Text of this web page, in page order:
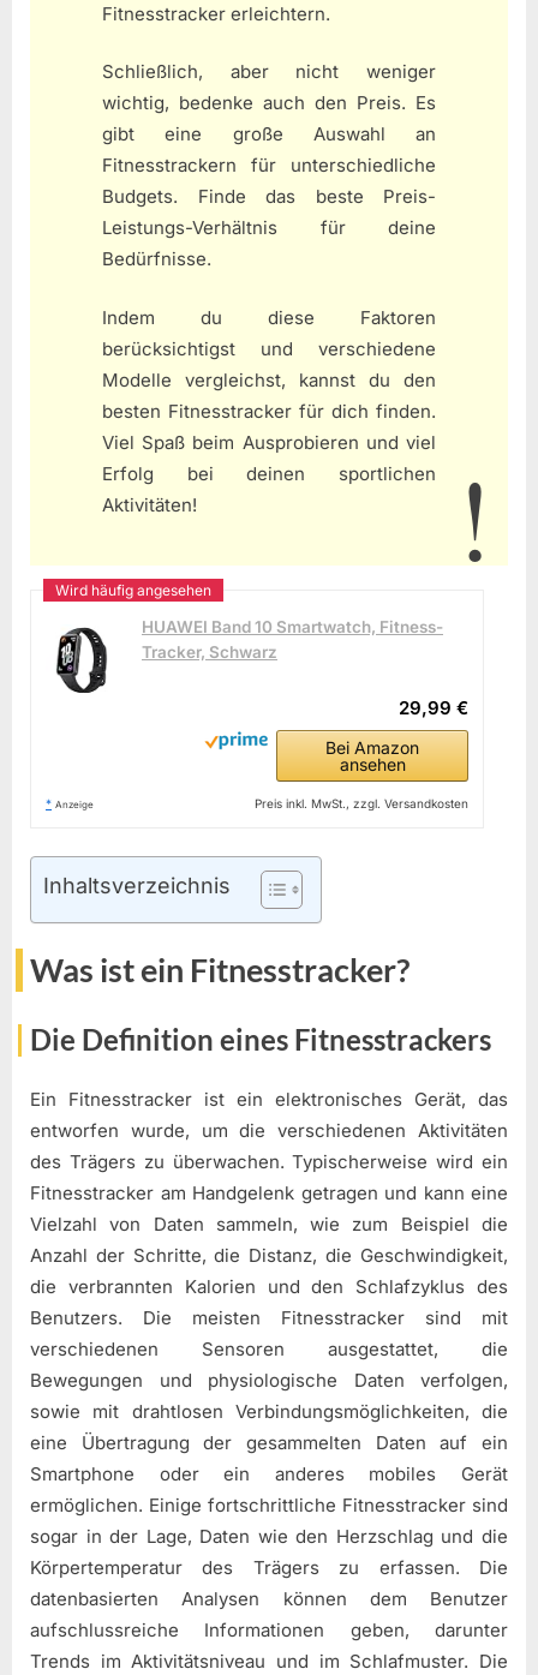
Fitnesstracker erleichtern.
Schließlich, aber nicht weniger
wichtig, bedenke auch den Preis. Es
gibt eine große Auswahl an
Fitnesstrackern für unterschiedliche
Budgets. Finde das beste Preis-
Leistungs-Verhältnis für deine
Bedürfnisse.
Indem du diese Faktoren
berücksichtigst und verschiedene
Modelle vergleichst, kannst du den
besten Fitnesstracker für dich finden.
Viel Spaß beim Ausprobieren und viel
Erfolg bei deinen sportlichen
Aktivitäten!
HUAWEI Band 10 Smartwatch, Fitness-
Tracker, Schwarz
29,99 €
Bei Amazon
ansehen
* Anzeige Preis inkl. MwSt., zzgl. Versandkosten
Inhaltsverzeichnis
Was ist ein Fitnesstracker?
Die Definition eines Fitnesstrackers
Ein Fitnesstracker ist ein elektronisches Gerät, das
entworfen wurde, um die verschiedenen Aktivitäten
des Trägers zu überwachen. Typischerweise wird ein
Fitnesstracker am Handgelenk getragen und kann eine
Vielzahl von Daten sammeln, wie zum Beispiel die
Anzahl der Schritte, die Distanz, die Geschwindigkeit,
die verbrannten Kalorien und den Schlafzyklus des
Benutzers. Die meisten Fitnesstracker sind mit
verschiedenen Sensoren ausgestattet, die
Bewegungen und physiologische Daten verfolgen,
sowie mit drahtlosen Verbindungsmöglichkeiten, die
eine Übertragung der gesammelten Daten auf ein
Smartphone oder ein anderes mobiles Gerät
ermöglichen. Einige fortschrittliche Fitnesstracker sind
sogar in der Lage, Daten wie den Herzschlag und die
Körpertemperatur des Trägers zu erfassen. Die
datenbasierten Analysen können dem Benutzer
aufschlussreiche Informationen geben, darunter
Trends im Aktivitätsniveau und im Schlafmuster. Die